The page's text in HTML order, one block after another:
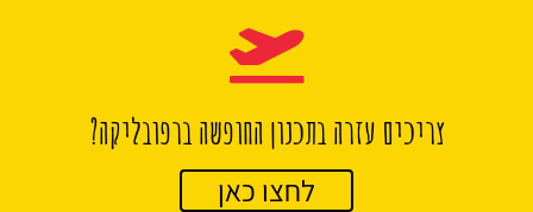
צריכים עזרה בתכנון החופשה ברפובליקה?
לחצו כאן